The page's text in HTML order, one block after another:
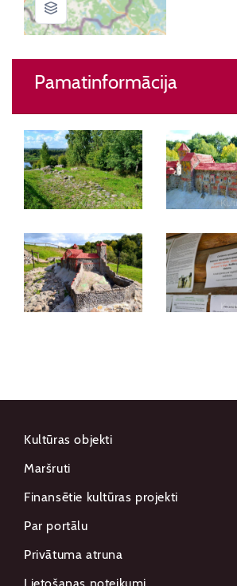
Pamatinformācija
Kultūras objekti
Maršruti
Finansētie kultūras projekti
Par portālu
Privātuma atruna